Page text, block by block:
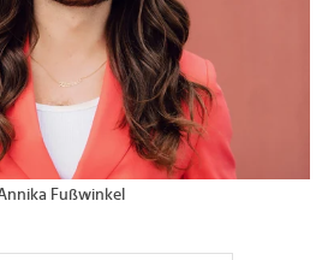
Fußwinkel